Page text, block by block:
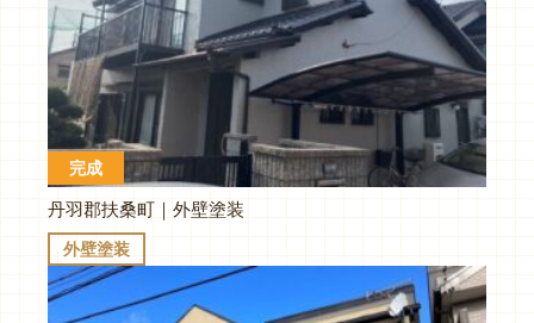
完成
丹羽郡扶桑町｜外壁塗装
外壁塗装